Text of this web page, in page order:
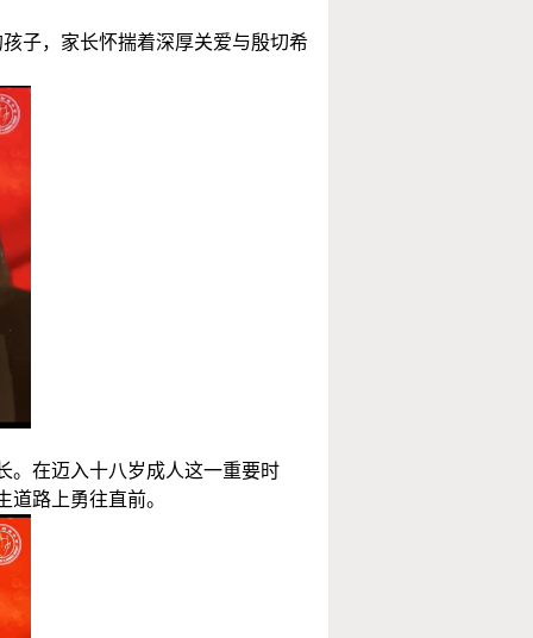
子，家长怀揣着深厚关爱与殷切希
。在迈入十八岁成人这一重要时
道路上勇往直前。